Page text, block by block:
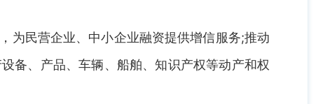
为民营企业、中小企业融资提供增信服务;推动
备、产品、车辆、船舶、知识产权等动产和权